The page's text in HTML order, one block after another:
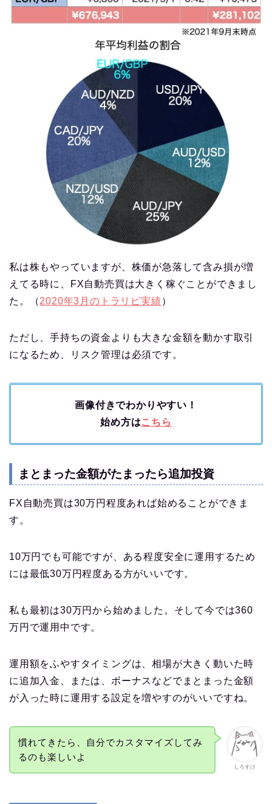
私は株もやっていますが、株価が急落して含み損が増
えてる時に、FX自動売買は大きく稼ぐことができまし
た。（2020年3月のトラリピ実績）
ただし、手持ちの資金よりも大きな金額を動かす取引
になるため、リスク管理は必須です。
画像付きでわかりやすい！
始め方はこちら
まとまった金額がたまったら追加投資
FX自動売買は30万円程度あれば始めることができま
す。
10万円でも可能ですが、ある程度安全に運用するため
には最低30万円程度ある方がいいです。
私も最初は30万円から始めました。そして今では360
万円で運用中です。
運用額をふやすタイミングは、相場が大きく動いた時
に追加入金、または、ボーナスなどでまとまった金額
が入った時に運用する設定を増やすのがいいですね。
しろすけ
慣れてきたら、自分でカスタマイズしてみ
るのも楽しいよ